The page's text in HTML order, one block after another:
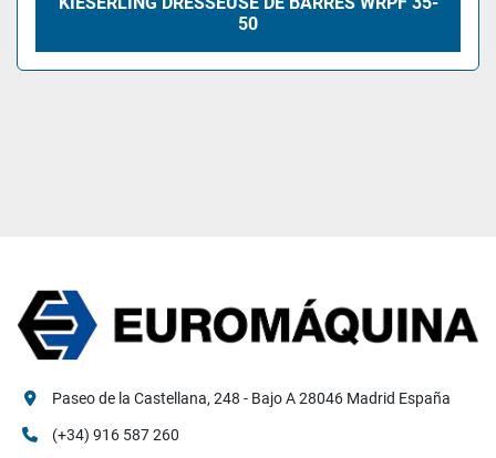
50
Paseo de la Castellana, 248 - Bajo A 28046 Madrid España
(+34) 916 587 260